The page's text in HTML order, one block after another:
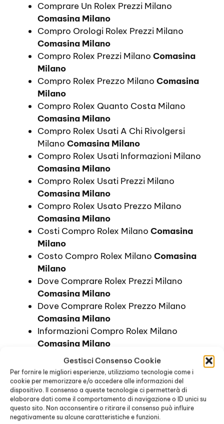
Gestisci Consenso Cookie
Per fornire le migliori esperienze, utilizziamo tecnologie come i
cookie per memorizzare e/o accedere alle informazioni del
dispositivo. Il consenso a queste tecnologie ci permetterà di
elaborare dati come il comportamento di navigazione o ID unici su
questo sito. Non acconsentire o ritirare il consenso può influire
negativamente su alcune caratteristiche e funzioni.
Comprare Un Rolex Prezzi Milano
Comasina Milano
Compro Orologi Rolex Prezzi Milano
Comasina Milano
Compro Rolex Prezzi Milano Comasina
Milano
Compro Rolex Prezzo Milano Comasina
Milano
Compro Rolex Quanto Costa Milano
Comasina Milano
Compro Rolex Usati A Chi Rivolgersi
Milano Comasina Milano
Compro Rolex Usati Informazioni Milano
Comasina Milano
Compro Rolex Usati Prezzi Milano
Comasina Milano
Compro Rolex Usato Prezzo Milano
Comasina Milano
Costi Compro Rolex Milano Comasina
Milano
Costo Compro Rolex Milano Comasina
Milano
Dove Comprare Rolex Prezzi Milano
Comasina Milano
Dove Comprare Rolex Prezzo Milano
Comasina Milano
Informazioni Compro Rolex Milano
Comasina Milano
Orologi Rolex Prezzi Milano Comasina
Milano
Prezzi Compro Rolex MilanoComasina
Milano
Prezzo Compro Rolex MilanoComasina
Milano